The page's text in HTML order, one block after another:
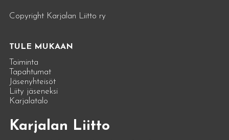
Copyright Karjalan Liitto ry
TULE MUKAAN
Toiminta
Tapahtumat
Jäsenyhteisöt
Liity jäseneksi
Karjalatalo
Karjalan Liitto